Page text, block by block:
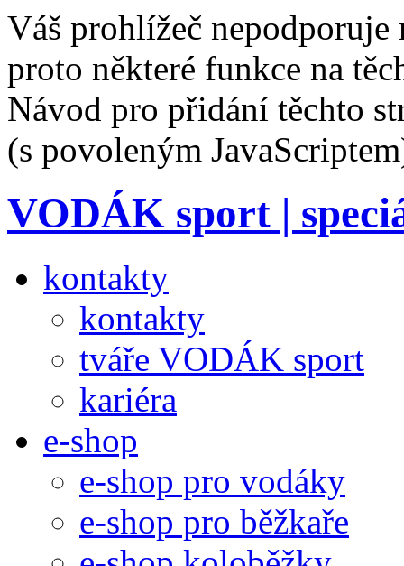
Váš prohlížeč nepodporuje
proto některé funkce na
Návod pro přidání těchto
(s povoleným
VODÁK sport |
kontakty
kontakty
tváře VODÁK sport
kariéra
e-shop
e-shop pro vodáky
e-shop pro běžkaře